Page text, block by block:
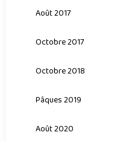
Août 2017
Octobre 2017
Octobre 2018
Pâques 2019
Août 2020